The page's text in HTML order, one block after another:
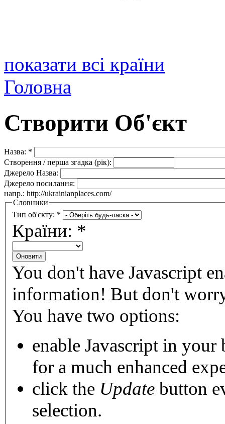
показати всі країни
Головна
Створити Об'єкт
Назва: *
Створення / перша згадка (рік):
Джерело Назва:
Джерело посилання:
напр.: http://ukrainianplaces.com/
Словники
Тип об'єкту: *
Країни: *
You don't have Javascript
information! But don't
You have two options:
enable Javascript in your
for a much enhanced
click the Update button
selection.